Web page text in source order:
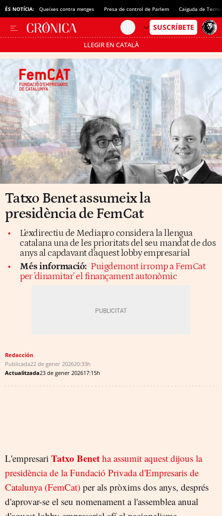
ÉS NOTÍCIA: Queixes contra metges Presa de control de Parlem Caiguda de
LLEGIR EN CATALÀ
Passa’t al mode estalvi
Tatxo Benet assumeix la
presidència de FemCat
L'exdirectiu de Mediapro considera la llengua
catalana una de les prioritats del seu mandat de dos
anys al capdavant d'aquest lobby empresarial
Més informació: Puigdemont irromp a FemCat
per 'dinamitar' el finançament autonòmic
Redacción
Publicada22 de gener 202620:33h
Actualitzada23 de gener 202617:15h
L'empresari Tatxo Benet ha assumit aquest dijous la
presidència de la Fundació Privada d'Empresaris de
Catalunya (FemCat) per als pròxims dos anys, després
d'aprovar-se el seu nomenament a l'assemblea anual